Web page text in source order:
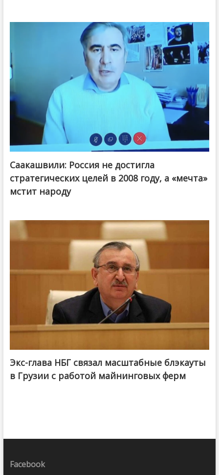
Саакашвили: Россия не достигла
стратегических целей в 2008 году, а «мечта»
мстит народу
Экс-глава НБГ связал масштабные блэкауты
в Грузии с работой майнинговых ферм
Facebook